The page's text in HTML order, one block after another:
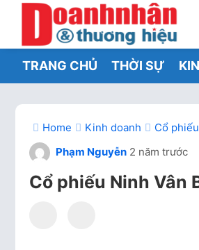
TRANG CHỦ THỜI SỰ
Home Kinh doanh
Cổ
Phạm Nguyễn 2 năm trước
Cổ phiếu Ninh